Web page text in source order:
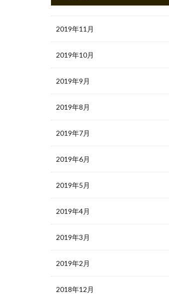
2019年11月
2019年10月
2019年9月
2019年8月
2019年7月
2019年6月
2019年5月
2019年4月
2019年3月
2019年2月
2018年12月